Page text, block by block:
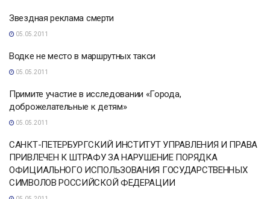
Звездная реклама смерти
05.05.2011
Водке не место в маршрутных такси
05.05.2011
Примите участие в исследовании «Города,
доброжелательные к детям»
05.05.2011
САНКТ-ПЕТЕРБУРГСКИЙ ИНСТИТУТ УПРАВЛЕНИЯ И ПРАВА
ПРИВЛЕЧЕН К ШТРАФУ ЗА НАРУШЕНИЕ ПОРЯДКА
ОФИЦИАЛЬНОГО ИСПОЛЬЗОВАНИЯ ГОСУДАРСТВЕННЫХ
СИМВОЛОВ РОССИЙСКОЙ ФЕДЕРАЦИИ